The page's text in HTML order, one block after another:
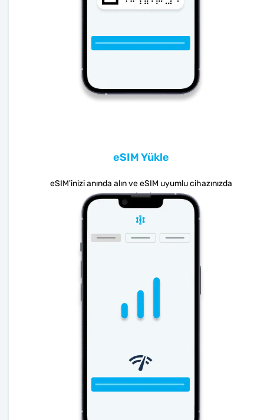
eSIM Yükle
eSIM'inizi anında alın ve eSIM uyumlu cihazınızda
yapılandırın